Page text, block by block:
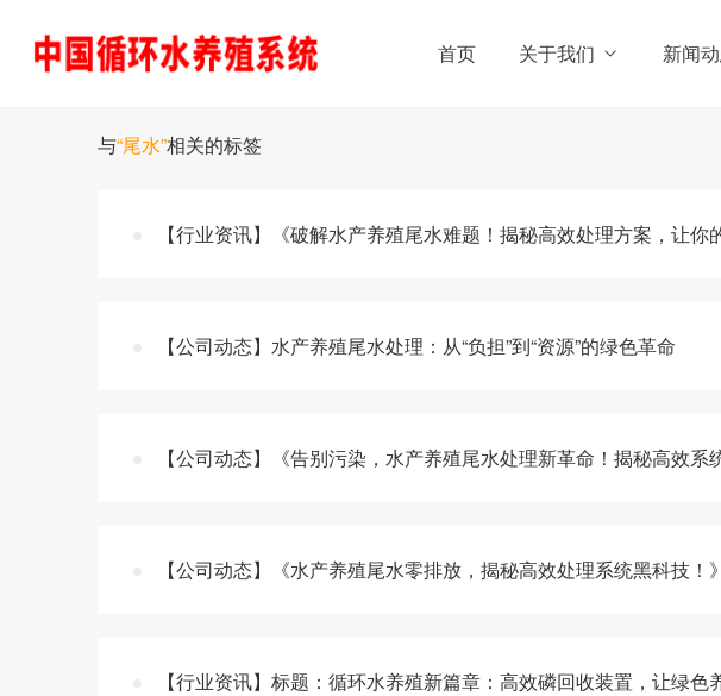
首页 关于我们 新闻
与“尾水”相关的标签
【行业资讯】《破解水产养殖尾水难题！揭秘高效处理方案，让你
【公司动态】水产养殖尾水处理：从“负担”到“资源”的绿色革命
【公司动态】《告别污染，水产养殖尾水处理新革命！揭秘高效系
【公司动态】《水产养殖尾水零排放，揭秘高效处理系统黑科技！》
【行业资讯】标题：循环水养殖新篇章：高效磷回收装置，让绿